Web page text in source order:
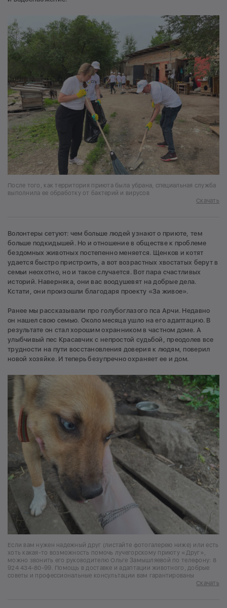
После того, как территория приюта была убрана, специальная служба
выполнила ее обработку от бактерий и вирусов
Скачать
Волонтеры сетуют: чем больше людей узнают о приюте, тем
больше подкидышей. Но и отношение в обществе к проблеме
бездомных животных постепенно меняется. Щенков и котят
удается быстро пристроить, а вот возрастных хвостатых берут в
семьи неохотно, но и такое случается. Вот пара счастливых
историй. Наверняка, они вас воодушевят на добрые дела.
Кстати, они произошли благодаря проекту «За живое».
Ранее мы рассказывали про голубоглазого пса Арчи. Недавно
он нашел свою семью. Около месяца ушло на его адаптацию. В
результате он стал хорошим охранником в частном доме. А
улыбчивый пес Красавчик с непростой судьбой, преодолев все
трудности на пути восстановления доверия к людям, поверил
новой хозяйке. И теперь безупречно охраняет ее и дом.
Если вам нужен надежный друг (листайте фотогалерею ниже) или есть
хоть какая-то возможность помочь лучегорскому приюту «Друг»,
можно звонить его руководителю Ольге Замышляевой по телефону: 8
924 434-80-99. Помощь в доставке и адаптации животного, добрые
советы и профессиональные консультации вам гарантированы
Скачать